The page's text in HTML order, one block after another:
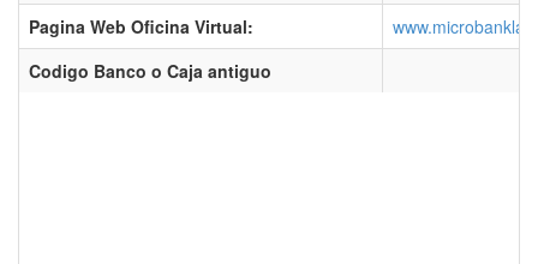
Pagina Web Oficina Virtual:
Codigo Banco o Caja antiguo